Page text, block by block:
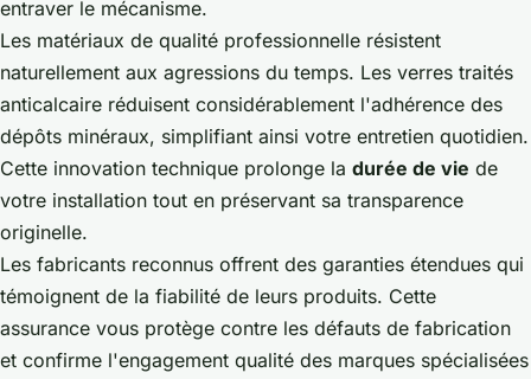
entraver le mécanisme.
Les matériaux de qualité professionnelle résistent
naturellement aux agressions du temps. Les verres traités
anticalcaire réduisent considérablement l'adhérence des
dépôts minéraux, simplifiant ainsi votre entretien quotidien.
Cette innovation technique prolonge la durée de vie de
votre installation tout en préservant sa transparence
originelle.
Les fabricants reconnus offrent des garanties étendues qui
témoignent de la fiabilité de leurs produits. Cette
assurance vous protège contre les défauts de fabrication
et confirme l'engagement qualité des marques spécialisées